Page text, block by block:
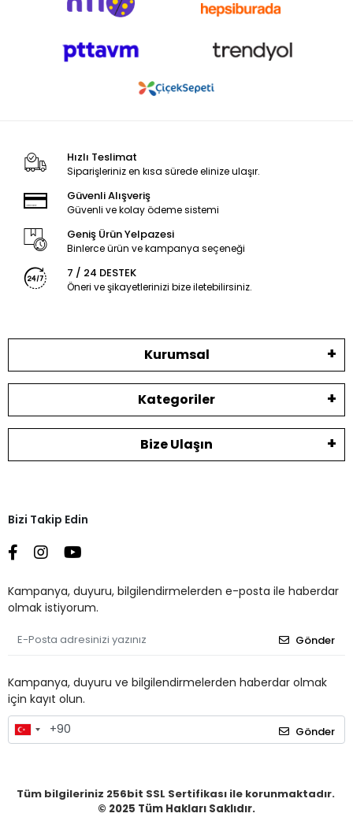
Hızlı Teslimat
Siparişleriniz en kısa sürede elinize ulaşır.
Güvenli Alışveriş
Güvenli ve kolay ödeme sistemi
Geniş Ürün Yelpazesi
Binlerce ürün ve kampanya seçeneği
7 / 24 DESTEK
Öneri ve şikayetlerinizi bize iletebilirsiniz.
Kurumsal
Kategoriler
Bize Ulaşın
Bizi Takip Edin
Kampanya, duyuru, bilgilendirmelerden e-posta ile haberdar
olmak istiyorum.
Gönder
Kampanya, duyuru ve bilgilendirmelerden haberdar olmak
için kayıt olun.
Gönder
Tüm bilgileriniz 256bit SSL Sertifikası ile korunmaktadır.
© 2025 Tüm Hakları Saklıdır.